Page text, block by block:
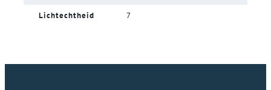
Lichtechtheid 7